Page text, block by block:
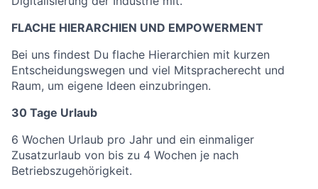
FLACHE HIERARCHIEN UND EMPOWERMENT
Bei uns findest Du flache Hierarchien mit kurzen
Entscheidungswegen und viel Mitspracherecht und
Raum, um eigene Ideen einzubringen.
30 Tage Urlaub
6 Wochen Urlaub pro Jahr und ein einmaliger
Zusatzurlaub von bis zu 4 Wochen je nach
Betriebszugehörigkeit.